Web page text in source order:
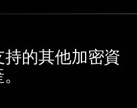
的其他加密資